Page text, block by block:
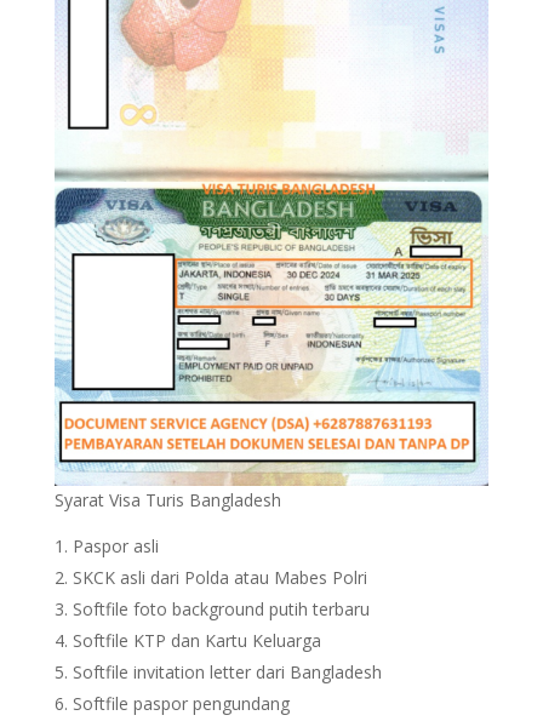
Syarat Visa Turis Bangladesh
Paspor asli
SKCK asli dari Polda atau Mabes Polri
Softfile foto background putih terbaru
Softfile KTP dan Kartu Keluarga
Softfile invitation letter dari Bangladesh
Softfile paspor pengundang